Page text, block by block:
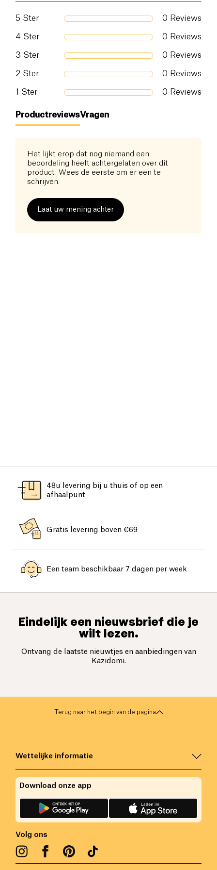
5 Ster 0 Reviews
4 Ster 0 Reviews
3 Ster 0 Reviews
2 Ster 0 Reviews
1 Ster 0 Reviews
ProductreviewsVragen
Het lijkt erop dat nog niemand een
beoordeling heeft achtergelaten over dit
product. Wees de eerste om er een te
schrijven.
Laat uw mening achter
48u levering bij u thuis of op een
afhaalpunt
Gratis levering boven €69
Een team beschikbaar 7 dagen per week
Eindelijk een nieuwsbrief die je
wilt lezen.
Ontvang de laatste nieuwtjes en aanbiedingen van
Kazidomi.
Terug naar het begin van de pagina
Wettelijke informatie
Volg ons
Download onze app